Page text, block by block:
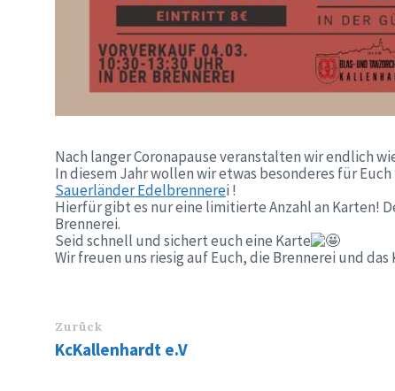
Nach langer Coronapause veranstalten wir endlich
In diesem Jahr wollen wir etwas besonderes für
Sauerländer Edelbrennerei !
Hierfür gibt es nur eine limitierte Anzahl an Karten!
Brennerei.
Seid schnell und sichert euch eine Karte
Wir freuen uns riesig auf Euch, die Brennerei und das
Zurück
KcKallenhardt e.V